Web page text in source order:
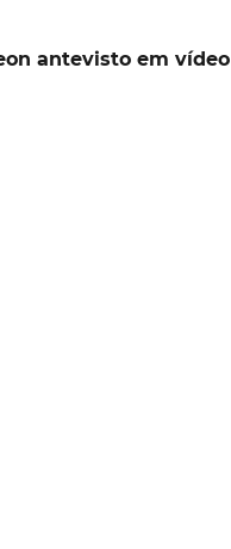
antevisto em vídeo